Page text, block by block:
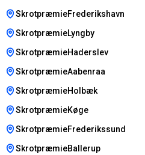
SkrotpræmieFrederikshavn
SkrotpræmieLyngby
SkrotpræmieHaderslev
SkrotpræmieAabenraa
SkrotpræmieHolbæk
SkrotpræmieKøge
SkrotpræmieFrederikssund
SkrotpræmieBallerup